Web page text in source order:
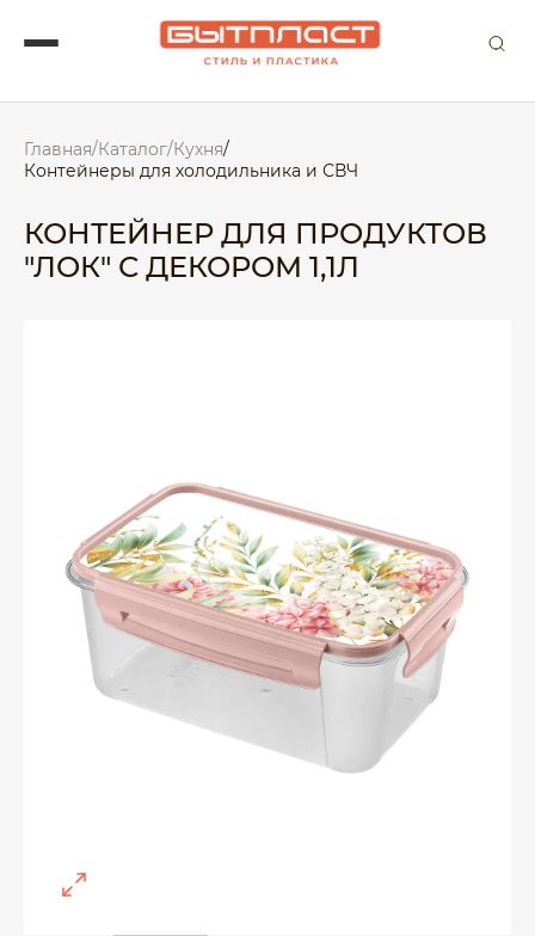
Главная/Каталог/Кухня/
Контейнеры для холодильника и СВЧ
КОНТЕЙНЕР ДЛЯ ПРОДУКТОВ
"ЛОК" С ДЕКОРОМ 1,1Л